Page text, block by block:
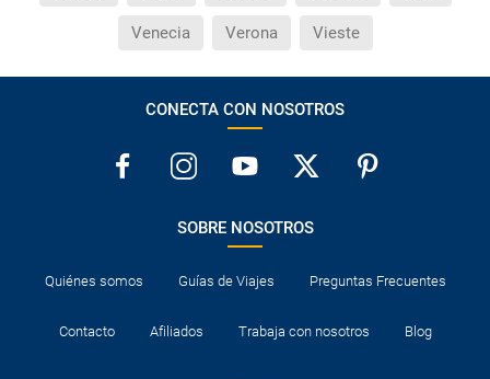
Venecia Verona Vieste
CONECTA CON NOSOTROS
SOBRE NOSOTROS
Quiénes somos Guías de Viajes Preguntas Frecuentes
Contacto Afiliados Trabaja con nosotros Blog